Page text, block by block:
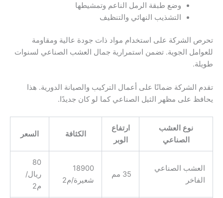
وضع طبقة الرمل الناعم وتمشيطها
التشذيب النهائي والتنظيف
تحرص الشركة على استخدام مواد ذات جودة عالية ومقاومة
للعوامل الجوية. تضمن استمرارية جمال العشب الصناعي لسنوات
طويلة.
تقدم الشركة ضمانًا على أعمال التركيب والصيانة الدورية. هذا
يحافظ على مظهر الثيل الصناعي كما لو كان جديدًا.
نوع العشب
الصناعي
ارتفاع
الوبر
الكثافة السعر
العشب الصناعي
الفاخر
35 مم
18900
شعيرة/م2
80
ريال/
م2